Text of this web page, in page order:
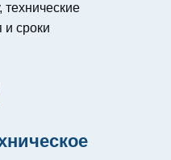
технические
и сроки